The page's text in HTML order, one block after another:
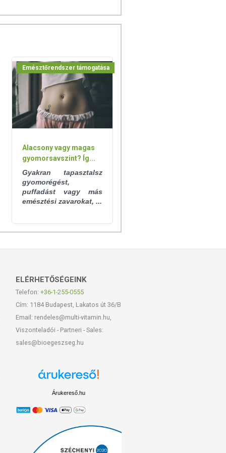
Emésztőrendszer támogatása
Alacsony vagy magas
gyomorsavszint? Íg...
Gyakran tapasztalsz
gyomorégést,
puffadást vagy más
emésztési zavarokat, ...
ELÉRHETŐSÉGEINK
Telefon: +36-1-255-0555
Cím: 1184 Budapest, Lakatos út 36/B
Email: rendeles@multi-vitamin.hu,
Viszonteladói - Partneri - Sales:
sales@bioegeszseg.hu
Árukereső.hu